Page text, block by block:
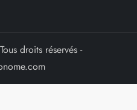
droits réservés -